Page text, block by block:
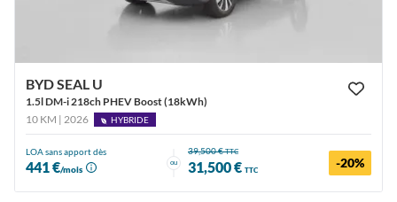
BYD SEAL U
1.5l DM-i 218ch PHEV Boost (18kWh)
10 KM | 2026
HYBRIDE
LOA sans apport dès
441 €/mois
ou
39,500 €TTC
31,500 € TTC -20%